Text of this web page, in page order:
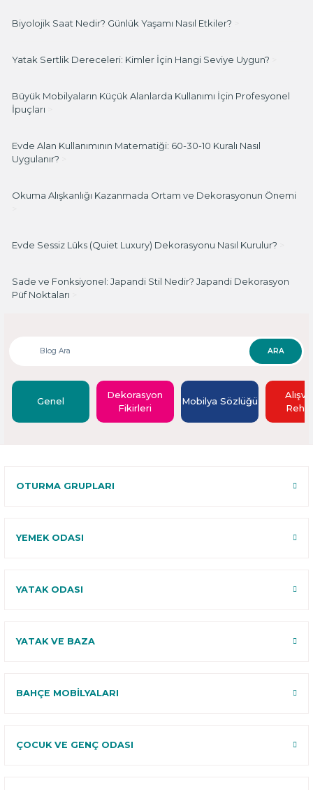
Biyolojik Saat Nedir? Günlük Yaşamı Nasıl Etkiler?
Yatak Sertlik Dereceleri: Kimler İçin Hangi Seviye Uygun?
Büyük Mobilyaların Küçük Alanlarda Kullanımı İçin Profesyonel
İpuçları
Evde Alan Kullanımının Matematiği: 60-30-10 Kuralı Nasıl
Uygulanır?
Okuma Alışkanlığı Kazanmada Ortam ve Dekorasyonun Önemi
Evde Sessiz Lüks (Quiet Luxury) Dekorasyonu Nasıl Kurulur?
Sade ve Fonksiyonel: Japandi Stil Nedir? Japandi Dekorasyon
Püf Noktaları
ARA
Genel
Dekorasyon
Fikirleri
Mobilya Sözlüğü
OTURMA GRUPLARI
YEMEK ODASI
YATAK ODASI
YATAK VE BAZA
BAHÇE MOBİLYALARI
ÇOCUK VE GENÇ ODASI